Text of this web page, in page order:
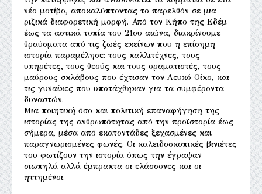
νέο μοτίβο, αποκαλύπτοντας το παρελθόν σε μια
ριζικά διαφορετική μορφή. Από τον Κήπο της Εδέμ
έως τα αστικά τοπία του 21ου αιώνα, διακρίνουμε
θραύσματα από τις ζωές εκείνων που η επίσημη
ιστορία παραμέλησε: τους καλλιτέχνες, τους
υπηρέτες, τους θεούς και τους οραματιστές, τους
μαύρους σκλάβους που έχτισαν τον Λευκό Οίκο, και
τις γυναίκες που υποτάχθηκαν για τα συμφέροντα
δυναστών.
Μια ποιητική όσο και πολιτική επαναφήγηση της
ιστορίας της ανθρωπότητας από την προϊστορία έως
σήμερα, μέσα από εκατοντάδες ξεχασμένες και
παραγνωρισμένες φωνές. Οι καλειδοσκοπικές βινιέτες
του φωτίζουν την ιστορία όπως την έγραψαν
σιωπηλά αλλά έμπρακτα οι ελάσσονες και οι
ηττημένοι.